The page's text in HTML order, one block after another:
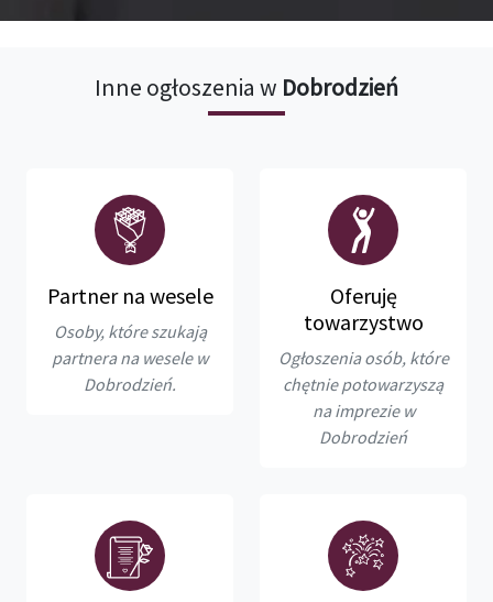
Inne ogłoszenia w Dobrodzień
Partner na wesele
Osoby, które szukają
partnera na wesele w
Dobrodzień.
Oferuję
towarzystwo
Ogłoszenia osób, które
chętnie potowarzyszą
na imprezie w
Dobrodzień